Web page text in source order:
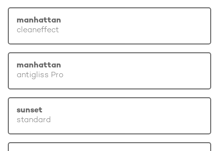
manhattan
cleaneffect
manhattan
antigliss Pro
sunset
standard